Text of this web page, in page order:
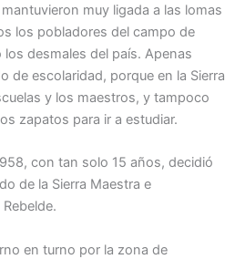
muy ligada a las lomas
los pobladores del campo de
desmales del país. Apenas
de escolaridad, porque en la Sierra
y los maestros, y tampoco
zapatos para ir a estudiar.
con tan solo 15 años, decidió
de la Sierra Maestra e
en turno por la zona de